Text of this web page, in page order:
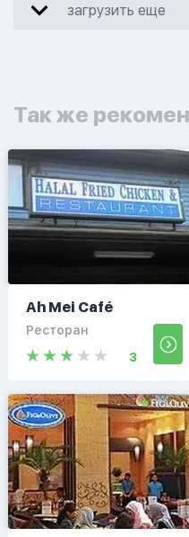
загрузить еще
Так же
Ah Mei Café
Ресторан
3